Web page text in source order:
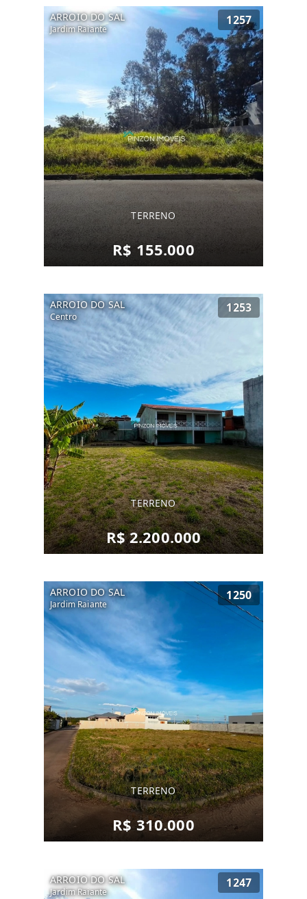
ARROIO DO SAL
Jardim Raiante
1257
TERRENO
R$ 155.000
ARROIO DO SAL
Centro
1253
TERRENO
R$ 2.200.000
ARROIO DO SAL
Jardim Raiante
1250
TERRENO
R$ 310.000
ARROIO DO SAL
Jardim Raiante
1247